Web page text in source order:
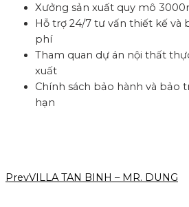
Xưởng sản xuất quy mô
Hỗ trợ 24/7 tư vấn thiết kế và
phí
Tham quan dự án nội thất
xuất
Chính sách bảo hành và bảo
hạn
PrevVILLA TAN BINH – MR. DUNG